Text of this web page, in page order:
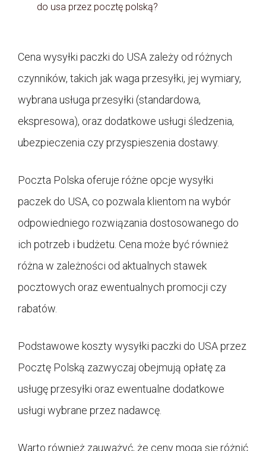
do usa przez pocztę polską?
Cena wysyłki paczki do USA zależy od różnych
czynników, takich jak waga przesyłki, jej wymiary,
wybrana usługa przesyłki (standardowa,
ekspresowa), oraz dodatkowe usługi śledzenia,
ubezpieczenia czy przyspieszenia dostawy.
Poczta Polska oferuje różne opcje wysyłki
paczek do USA, co pozwala klientom na wybór
odpowiedniego rozwiązania dostosowanego do
ich potrzeb i budżetu. Cena może być również
różna w zależności od aktualnych stawek
pocztowych oraz ewentualnych promocji czy
rabatów.
Podstawowe koszty wysyłki paczki do USA przez
Pocztę Polską zazwyczaj obejmują opłatę za
usługę przesyłki oraz ewentualne dodatkowe
usługi wybrane przez nadawcę.
Warto również zauważyć, że ceny mogą się różnić